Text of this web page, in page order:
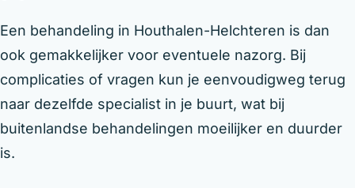
Een behandeling in Houthalen-Helchteren is dan
ook gemakkelijker voor eventuele nazorg. Bij
complicaties of vragen kun je eenvoudigweg terug
naar dezelfde specialist in je buurt, wat bij
buitenlandse behandelingen moeilijker en duurder
is.